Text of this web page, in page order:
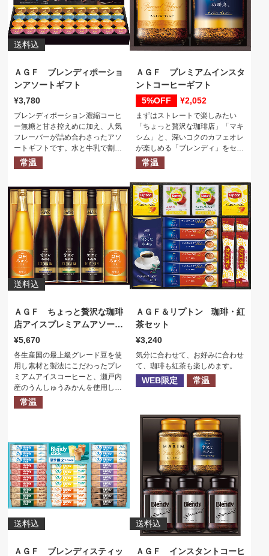
送料込
ＡＧＦ ブレンディポーショ
ンアソートギフト
3,780
ブレンディポーション濃縮コーヒ
ー無糖と甘さ控えめに加え、人気
フレーバーが詰め合わさったアソ
ートギフトです。水と牛乳で割る
だけで簡単にお楽しみ頂けます。
常温
ＡＧＦ プレミアムインスタ
ントコーヒーギフト
5%
2,052
まずはストレートで楽しみたい
「ちょっと贅沢な珈琲店」「マキ
シム」と、深いコクのカフェオレ
が楽しめる「ブレンディ」をセッ
トにした、色々な味わいが楽しめ
るインスタントコーヒーギフトで
す。
常温
送料込
ＡＧＦ ちょっと贅沢な珈琲
店アイスプレミアムアソート
ギフト
5,670
各生産国の最上級グレード豆を使
用し素材と製法にこだわったプレ
ミアムアイスコーヒーと、瀬戸内
産のうんしゅうみかんを使用した
果汁１００％のストレートジュー
スが詰め合わされたギフトセット
常温
ＡＧＦ＆リプトン 珈琲・紅
茶セット
3,240
気分に合わせて、お好みに合わせ
て、珈琲も紅茶も楽しめます。
WEB限定 常温
送料込
ＡＧＦ ブレンディスティッ
送料込
ＡＧＦ インスタントコーヒ